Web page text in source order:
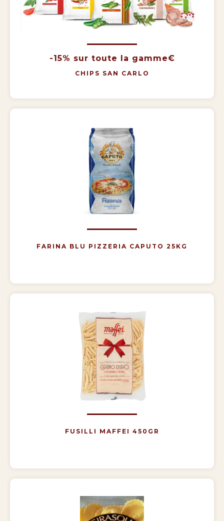
-15% sur toute la gamme€
CHIPS SAN CARLO
FARINA BLU PIZZERIA CAPUTO 25KG
FUSILLI MAFFEI 450GR